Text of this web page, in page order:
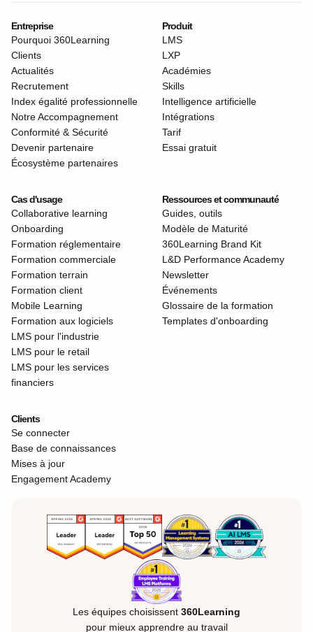
Entreprise
Pourquoi 360Learning
Clients
Actualités
Recrutement
Index égalité professionnelle
Notre Accompagnement
Conformité & Sécurité
Devenir partenaire
Écosystème partenaires
Produit
LMS
LXP
Académies
Skills
Intelligence artificielle
Intégrations
Tarif
Essai gratuit
Cas d'usage
Collaborative learning
Onboarding
Formation réglementaire
Formation commerciale
Formation terrain
Formation client
Mobile Learning
Formation aux logiciels
LMS pour l'industrie
LMS pour le retail
LMS pour les services
financiers
Ressources et communauté
Guides, outils
Modèle de Maturité
360Learning Brand Kit
L&D Performance Academy
Newsletter
Événements
Glossaire de la formation
Templates d'onboarding
Clients
Se connecter
Base de connaissances
Mises à jour
Engagement Academy
Les équipes choisissent 360Learning
pour mieux apprendre au travail